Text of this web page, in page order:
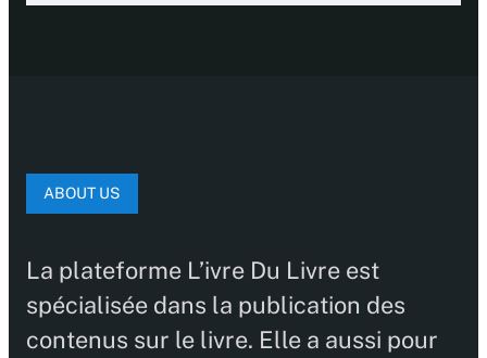
ABOUT US
La plateforme L’ivre Du Livre est
spécialisée dans la publication des
contenus sur le livre. Elle a aussi pour